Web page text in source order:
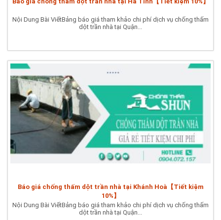
Nội Dung Bài ViếtBảng báo giá tham khảo chi phí dịch vụ chống thấm
dột trần nhà tại Quận...
Báo giá chống thấm dột trần nhà tại Khánh Hoà【Tiết kiệm
10%】
Nội Dung Bài ViếtBảng báo giá tham khảo chi phí dịch vụ chống thấm
dột trần nhà tại Quận...